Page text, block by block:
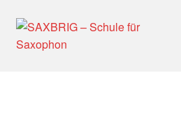
Zur
Navigation
Zum
Inhalt